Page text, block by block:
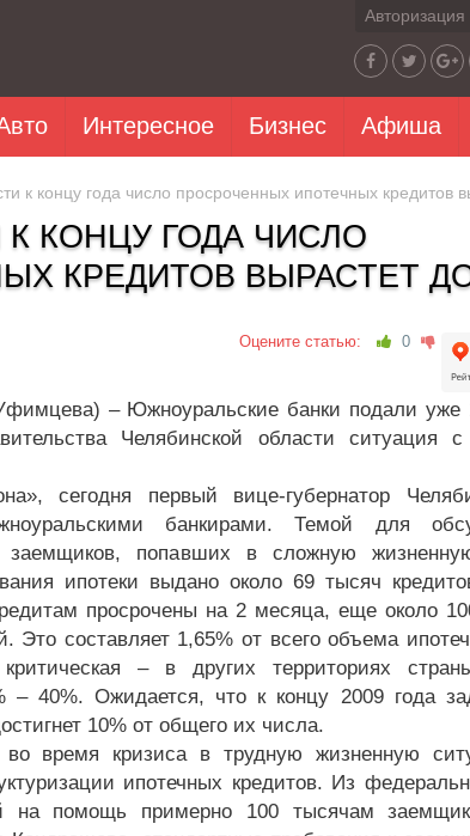
Авторизация
Интересное Бизнес Афиша
к концу года число просроченных ипотечных кредитов
КОНЦУ ГОДА ЧИСЛО
КРЕДИТОВ ВЫРАСТЕТ ДО
Оцените статью: 0
– Южноуральские банки подали уже
Челябинской области ситуация
сегодня первый вице-губернатор
банкирами. Темой для
заемщиков, попавших в сложную
ипотеки выдано около 69 тысяч
просрочены на 2 месяца, еще около
Это составляет 1,65% от всего объема
– в других территориях
– 40%. Ожидается, что к концу 2009 года
10% от общего их числа.
время кризиса в трудную жизненную
ипотечных кредитов. Из
на помощь примерно 100 тысячам